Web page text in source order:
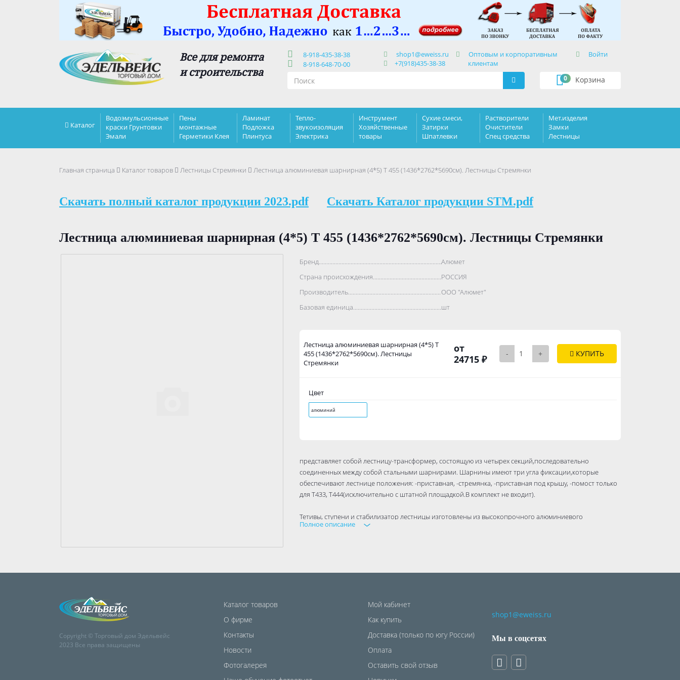
Все для ремонта
и строительства
8-918-435-38-38
8-918-648-70-00
shop1@eweiss.ru
+7(918)435-38-38
Оптовым и корпоративным
клиентам
Войти
Корзина
0
Каталог
Водоэмульсионные
краски Грунтовки
Эмали
Пены
монтажные
Герметики Клея
Ламинат
Подложка
Плинтуса
Тепло-
звукоизоляция
Электрика
Инструмент
Хозяйственные
товары
Сухие смеси,
Затирки
Шпатлевки
Растворители
Очистители
Спец средства
Мет.изделия
Замки
Лестницы
Главная страница Каталог товаров Лестницы Стремянки Лестница алюминиевая шарнирная (4*5) T 455 (1436*2762*5690см). Лестницы Стремянки
Скачать полный каталог продукции 2023.pdf Скачать Каталог продукции STM.pdf
Лестница алюминиевая шарнирная (4*5) T 455 (1436*2762*5690см). Лестницы Стремянки
Бренд..................................................................................Алюмет
Страна происхождения..................................................................................
РОССИЯ
Производитель..................................................................................
ООО "Алюмет"
Базовая единица..................................................................................
шт
Лестница алюминиевая шарнирная (4*5) T
455 (1436*2762*5690см). Лестницы
Стремянки
от
24715 ₽
- + КУПИТЬ
Цвет
алюминий
представляет собой лестницу-трансформер, состоящую из четырех секций,последовательно
соединенных между собой стальными шарнирами. Шарнины имеют три угла фиксации,которые
обеспечивают лестнице положения: -приставная, -стремянка, -приставная под крышу, -помост только
для Т433, Т444(исключительно с штатной площадкой.В комплект не входит).
Тетивы, ступени и стабилизатор лестницы изготовлены из высокопрочного алюминиевого
сплава(ГОСТ 22233-2018), обеспечивающего изделию прочность и легкость, что важно для
Полное описание
Copyright © Торговый дом Эдельвейс
2023 Все права защищены
Каталог товаров
О фирме
Контакты
Новости
Фотогалерея
Мой кабинет
Как купить
Доставка (только по югу России)
Оплата
Оставить свой отзыв
shop1@eweiss.ru
Мы в соцсетях